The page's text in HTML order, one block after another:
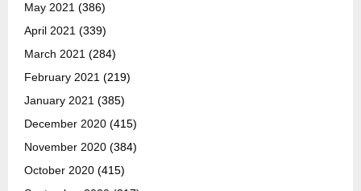
May 2021 (386)
April 2021 (339)
March 2021 (284)
February 2021 (219)
January 2021 (385)
December 2020 (415)
November 2020 (384)
October 2020 (415)